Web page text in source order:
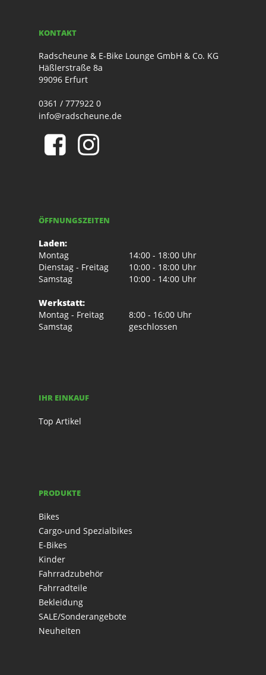
KONTAKT
Radscheune & E-Bike Lounge GmbH & Co. KG
Häßlerstraße 8a
99096 Erfurt
0361 / 777922 0
info@radscheune.de
ÖFFNUNGSZEITEN
Laden:
Montag
14:00 - 18:00 Uhr
Dienstag - Freitag
10:00 - 18:00 Uhr
Samstag
10:00 - 14:00 Uhr
Werkstatt:
Montag - Freitag
8:00 - 16:00 Uhr
Samstag
geschlossen
IHR EINKAUF
Top Artikel
PRODUKTE
Bikes
Cargo-und Spezialbikes
E-Bikes
Kinder
Fahrradzubehör
Fahrradteile
Bekleidung
SALE/Sonderangebote
Neuheiten